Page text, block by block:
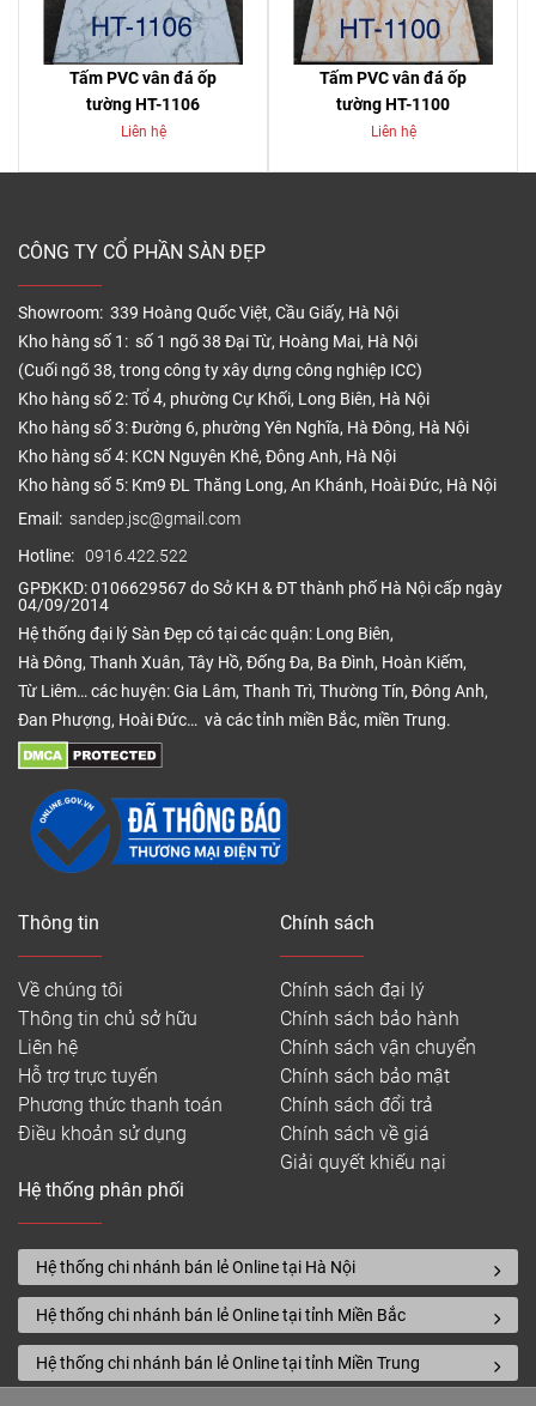
Tấm PVC vân đá ốp
tường HT-1106
Liên hệ
Tấm PVC vân đá ốp
tường HT-1100
Liên hệ
CÔNG TY CỔ PHẦN SÀN ĐẸP
Showroom: 339 Hoàng Quốc Việt, Cầu Giấy, Hà Nội
Kho hàng số 1: số 1 ngõ 38 Đại Từ, Hoàng Mai, Hà Nội
(Cuối ngõ 38, trong công ty xây dựng công nghiệp ICC)
Kho hàng số 2: Tổ 4, phường Cự Khối, Long Biên, Hà Nội
Kho hàng số 3: Đường 6, phường Yên Nghĩa, Hà Đông, Hà Nội
Kho hàng số 4: KCN Nguyên Khê, Đông Anh, Hà Nội
Kho hàng số 5: Km9 ĐL Thăng Long, An Khánh, Hoài Đức, Hà Nội
Email: sandep.jsc@gmail.com
Hotline: 0916.422.522
GPĐKKD: 0106629567 do Sở KH & ĐT thành phố Hà Nội cấp ngày
04/09/2014
Hệ thống đại lý Sàn Đẹp có tại các quận: Long Biên,
Hà Đông, Thanh Xuân, Tây Hồ, Đống Đa, Ba Đình, Hoàn Kiếm,
Từ Liêm… các huyện: Gia Lâm, Thanh Trì, Thường Tín, Đông Anh,
Đan Phượng, Hoài Đức… và các tỉnh miền Bắc, miền Trung.
Thông tin
Về chúng tôi
Thông tin chủ sở hữu
Liên hệ
Hỗ trợ trực tuyến
Phương thức thanh toán
Điều khoản sử dụng
Chính sách
Chính sách đại lý
Chính sách bảo hành
Chính sách vận chuyển
Chính sách bảo mật
Chính sách đổi trả
Chính sách về giá
Giải quyết khiếu nại
Hệ thống phân phối
Hệ thống chi nhánh bán lẻ Online tại Hà Nội
Hệ thống chi nhánh bán lẻ Online tại tỉnh Miền Bắc
Hệ thống chi nhánh bán lẻ Online tại tỉnh Miền Trung